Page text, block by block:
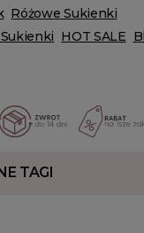
Różowe Sukienki
HOT SALE
TAGI